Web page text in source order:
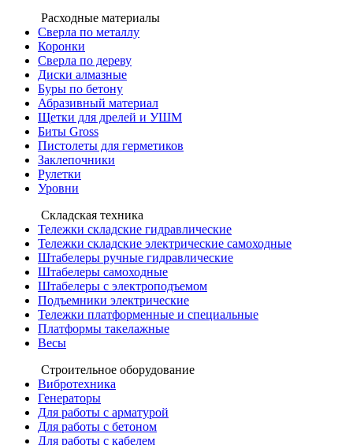
Расходные материалы
Сверла по металлу
Коронки
Сверла по дереву
Диски алмазные
Буры по бетону
Абразивный материал
Щетки для дрелей и УШМ
Биты Gross
Пистолеты для герметиков
Заклепочники
Рулетки
Уровни
Складская техника
Тележки складские гидравлические
Тележки складские электрические самоходные
Штабелеры ручные гидравлические
Штабелеры самоходные
Штабелеры с электроподъемом
Подъемники электрические
Тележки платформенные и специальные
Платформы такелажные
Весы
Строительное оборудование
Вибротехника
Генераторы
Для работы с арматурой
Для работы с бетоном
Для работы с кабелем